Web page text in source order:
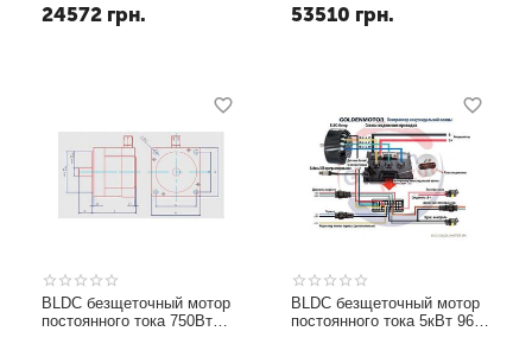
24572 грн. 53510 грн.
BLDC безщеточный мотор
постоянного тока 750Вт
BLDC безщеточный мотор
постоянного тока 5кВт 96В